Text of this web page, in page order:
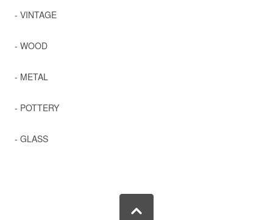
- VINTAGE
- WOOD
- METAL
- POTTERY
- GLASS